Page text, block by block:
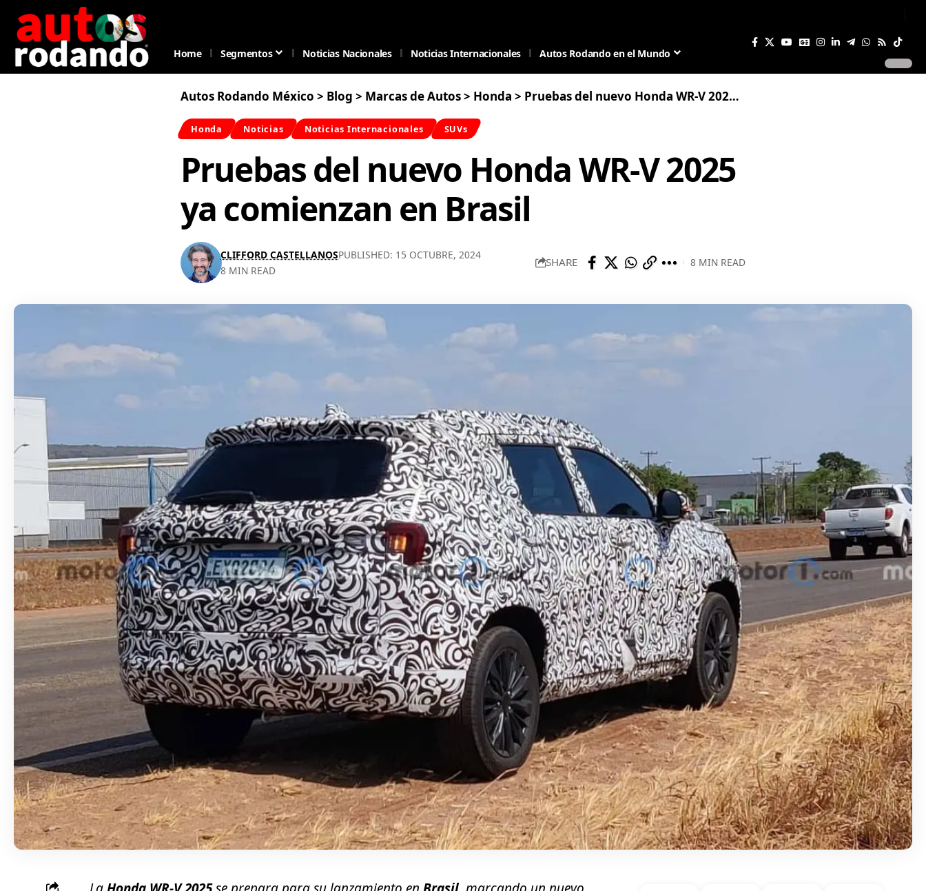
Home Segmentos Noticias Nacionales Noticias Internacionales Autos Rodando en el Mundo
Autos Rodando México > Blog > Marcas de Autos> Honda > Pruebas del nuevo Honda WR-V 2025 ya comienzan en Brasil
Honda Noticias Noticias Internacionales SUVs
Pruebas del nuevo Honda WR-V 2025
ya comienzan en Brasil
CLIFFORD CASTELLANOSPUBLISHED: 15 OCTUBRE, 2024
8 MIN READ
SHARE 8 MIN READ